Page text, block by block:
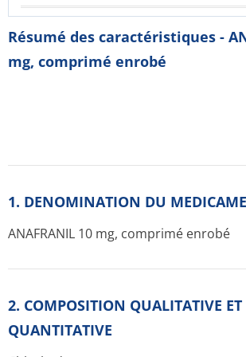
Résumé des caractéristiques -
mg, comprimé enrobé
1. DENOMINATION DU
ANAFRANIL 10 mg, comprimé enrobé
2. COMPOSITION QUALITATIVE ET
QUANTITATIVE